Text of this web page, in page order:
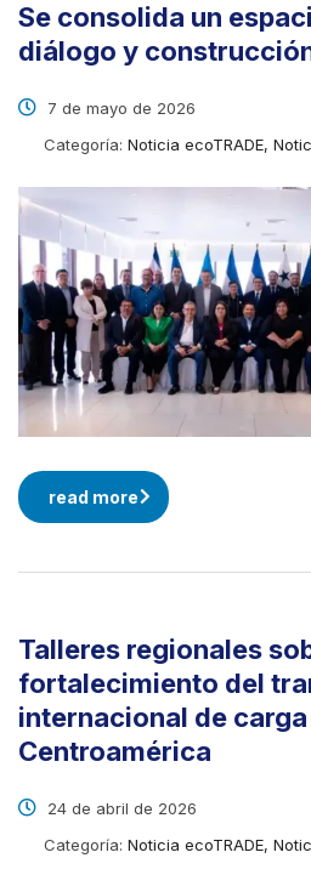
Se consolida un
diálogo y
7 de mayo de 2026
Categoría: Noticia ecoTRADE,
read more
Talleres regionales
fortalecimiento del
internacional de carga
Centroamérica
24 de abril de 2026
Categoría: Noticia ecoTRADE,